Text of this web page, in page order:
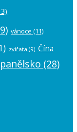
vánoce (11)
zvířata (9) Čína
(28)